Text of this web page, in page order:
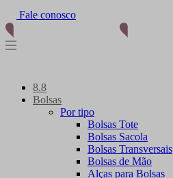
Fale conosco
8.8
Bolsas
Por tipo
Bolsas Tote
Bolsas Sacola
Bolsas Transversais
Bolsas de Mão
Alças para Bolsas